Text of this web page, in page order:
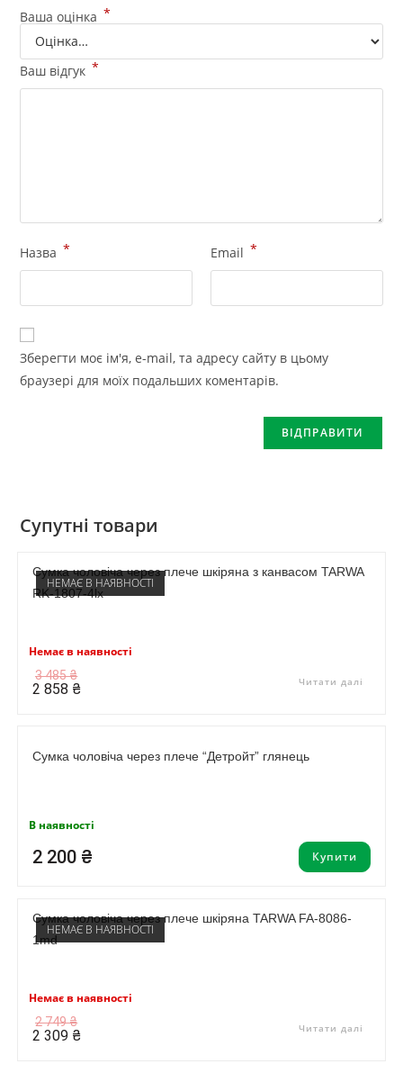
Ваша оцінка *
Ваш відгук *
Назва * Email *
Зберегти моє ім'я, e-mail, та адресу сайту в цьому
браузері для моїх подальших коментарів.
Супутні товари
НЕМАЄ В НАЯВНОСТІ
Сумка чоловіча через плече шкіряна з канвасом TARWA
RK-1807-4lx
Немає в наявності
3 485₴
Оригінальна
ціна:
3
2 858 ₴
Поточна
ціна:
2
Читати далі
Сумка чоловіча через плече “Детройт” глянець
В наявності
2 200 ₴ Купити
НЕМАЄ В НАЯВНОСТІ
Сумка чоловіча через плече шкіряна TARWA FA-8086-
1md
Немає в наявності
2 749₴
Оригінальна
ціна:
2
2 309 ₴
Поточна
ціна:
2
Читати далі